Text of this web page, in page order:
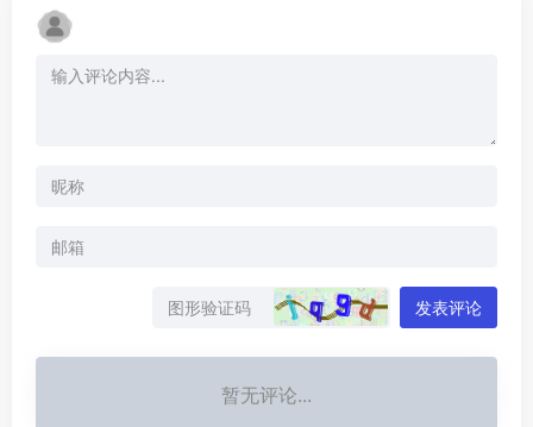
发表评论
暂无评论...